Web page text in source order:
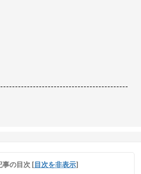
事の目次 [目次を非表示]